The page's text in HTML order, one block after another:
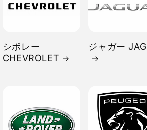
シボレー
CHEVROLET
ジャガー